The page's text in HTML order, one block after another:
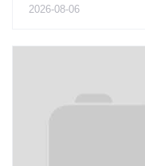
2026-08-06